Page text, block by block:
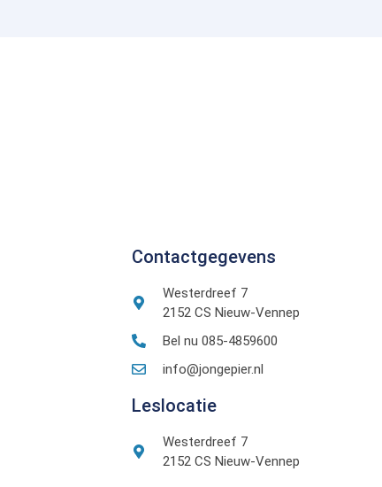
Contactgegevens
Westerdreef 7
2152 CS Nieuw-Vennep
Bel nu 085-4859600
info@jongepier.nl
Leslocatie
Westerdreef 7
2152 CS Nieuw-Vennep